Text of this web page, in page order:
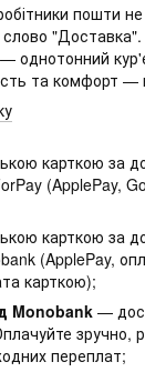
пошти
однотонний
та комфорт —
карткою за
(ApplePay,
карткою за
(ApplePay,
карткою);
Monobank —
зручно,
переплат;